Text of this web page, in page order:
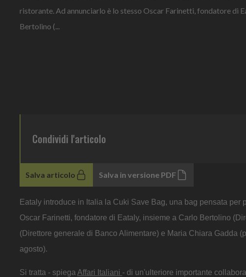
ristorante. Ad annunciarlo è lo stesso Oscar Farinetti, fondatore di
Bertolino (...
Condividi l'articolo
Salva articolo Salva in versione PDF
Eataly introduce in Italia la Cuki Save Bag, una bag pensata
Oscar Farinetti, fondatore di Eataly, insieme a Carlo Bertolino
(Direttore generale di Banco Alimentare) e Maria Chiara Gadda
agosto).
Si tratta - spiega Affari Italiani - di un'ulteriore importante